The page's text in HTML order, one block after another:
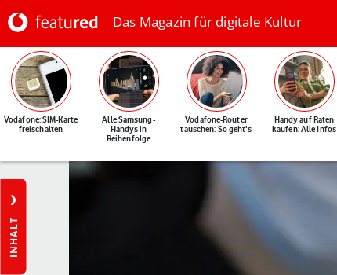
Das Magazin für digitale Kultur
Vodafone: SIM-Karte
freischalten
Alle Samsung-
Handys in
Reihenfolge
Vodafone-Router
tauschen: So geht's
Handy auf Raten
kaufen: Alle Infos
INHALT